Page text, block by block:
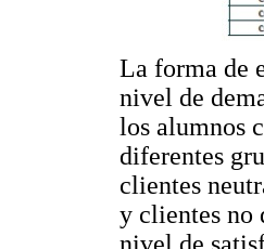
La forma de
nivel de
los alumnos
diferentes
clientes
y clientes no